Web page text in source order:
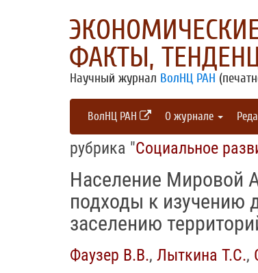
ФАКТЫ,
Научный журнал ВолНЦ РАН
ВолНЦ РАН О журнале
рубрика "Социальное
Население Мировой
подходы к изучению
заселению
Фаузер В.В., Лыткина Т.С.,